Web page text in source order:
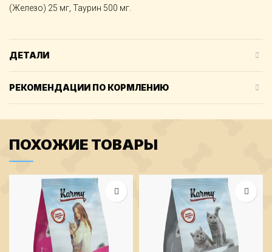
(Железо) 25 мг, Таурин 500 мг.
ДЕТАЛИ
РЕКОМЕНДАЦИИ ПО КОРМЛЕНИЮ
ПОХОЖИЕ ТОВАРЫ